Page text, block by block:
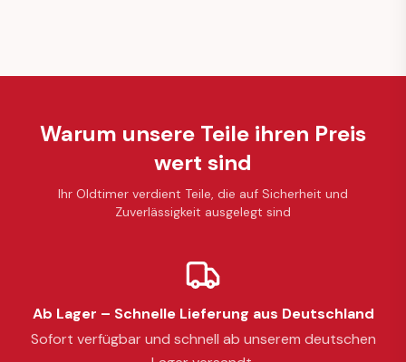
Warum unsere Teile ihren Preis
wert sind
Ihr Oldtimer verdient Teile, die auf Sicherheit und
Zuverlässigkeit ausgelegt sind
Ab Lager – Schnelle Lieferung aus Deutschland
Sofort verfügbar und schnell ab unserem deutschen